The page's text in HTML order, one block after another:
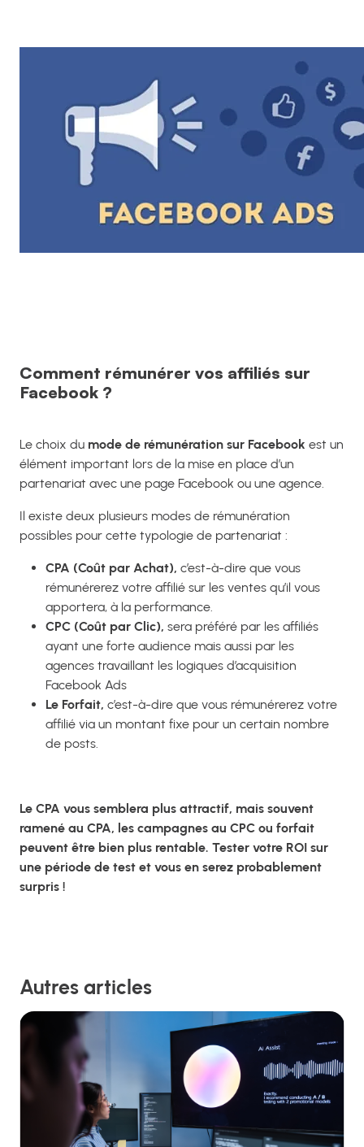
Comment rémunérer vos affiliés sur
Facebook ?
Le choix du mode de rémunération sur Facebook est un
élément important lors de la mise en place d’un
partenariat avec une page Facebook ou une agence.
Il existe deux plusieurs modes de rémunération
possibles pour cette typologie de partenariat :
CPA (Coût par Achat), c’est-à-dire que vous
rémunérerez votre affilié sur les ventes qu’il vous
apportera, à la performance.
CPC (Coût par Clic), sera préféré par les affiliés
ayant une forte audience mais aussi par les
agences travaillant les logiques d’acquisition
Facebook Ads
Le Forfait, c’est-à-dire que vous rémunérerez votre
affilié via un montant fixe pour un certain nombre
de posts.
Le CPA vous semblera plus attractif, mais souvent
ramené au CPA, les campagnes au CPC ou forfait
peuvent être bien plus rentable. Tester votre ROI sur
une période de test et vous en serez probablement
surpris !
Autres articles